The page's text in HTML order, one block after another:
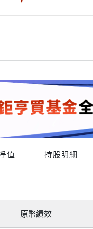
值 持股明細
原幣績效